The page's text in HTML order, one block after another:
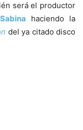
será el productor
Sabina haciendo la
del ya citado disco